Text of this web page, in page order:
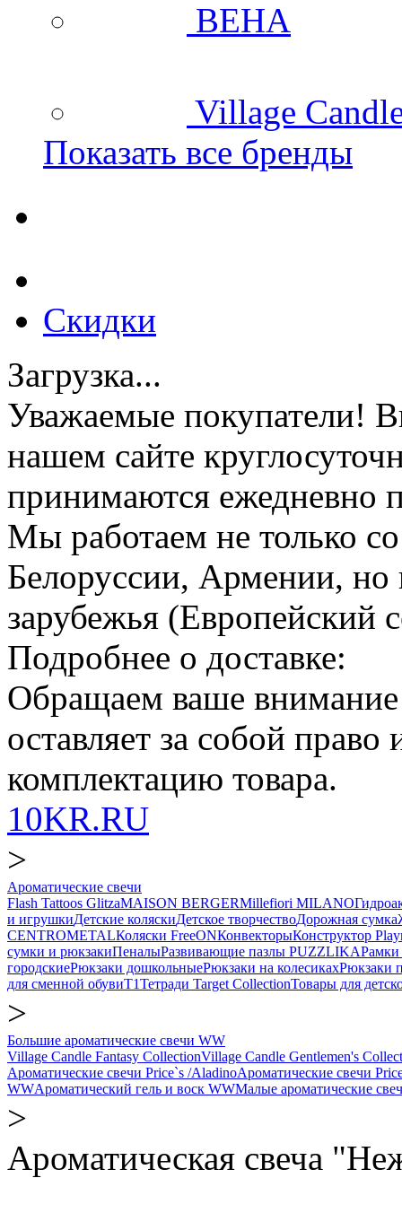
BEHA
Village
Показать все бренды
Скидки
Загрузка...
Уважаемые покупатели!
нашем сайте
принимаются ежедневно
Мы работаем не только
Белоруссии, Армении, но
зарубежья
Подробнее о доставке:
Обращаем ваше внимание
оставляет за собой
комплектацию товара.
10KR.RU
>
Ароматические свечи
Flash Tattoos GlitzaMAISON BERGERMillefiori MILANO
и игрушкиДетские коляскиДетское творчествоДорожная сумка
CENTROMETALКоляски FreeONКонвекторыКонструктор
сумки и рюкзакиПеналыРазвивающие пазлы PUZZLIKAРамки
городскиеРюкзаки дошкольныеРюкзаки на колесикахРюкзаки
для сменной обувиТ1Тетради Target CollectionТовары для
>
Большие ароматические свечи WW
Village Candle Fantasy CollectionVillage Candle Gentlemen's
Ароматические свечи Price`s /AladinoАроматические свечи
WWАроматический гель и воск WWМалые ароматические
>
Ароматическая свеча